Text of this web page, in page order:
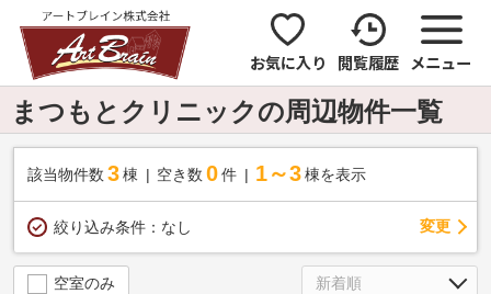
お気に入り 閲覧履歴 メニュー
まつもとクリニックの周辺物件一覧
該当物件数 3棟 空き数 0 件 1～3 棟を表示
絞り込み条件： なし 変更
空室のみ